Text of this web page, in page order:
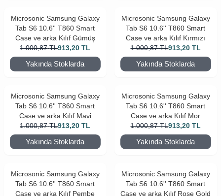
Microsonic Samsung Galaxy
Tab S6 10.6'' T860 Smart
Case ve arka Kılıf Gümüş
1.000,87 TL913,20 TL
Yakında Stoklarda
Microsonic Samsung Galaxy
Tab S6 10.6'' T860 Smart
Case ve arka Kılıf Kırmızı
1.000,87 TL913,20 TL
Yakında Stoklarda
Microsonic Samsung Galaxy
Tab S6 10.6'' T860 Smart
Case ve arka Kılıf Mavi
1.000,87 TL913,20 TL
Yakında Stoklarda
Microsonic Samsung Galaxy
Tab S6 10.6'' T860 Smart
Case ve arka Kılıf Mor
1.000,87 TL913,20 TL
Yakında Stoklarda
Microsonic Samsung Galaxy
Tab S6 10.6'' T860 Smart
Case ve arka Kılıf Pembe
Microsonic Samsung Galaxy
Tab S6 10.6'' T860 Smart
Case ve arka Kılıf Rose Gold